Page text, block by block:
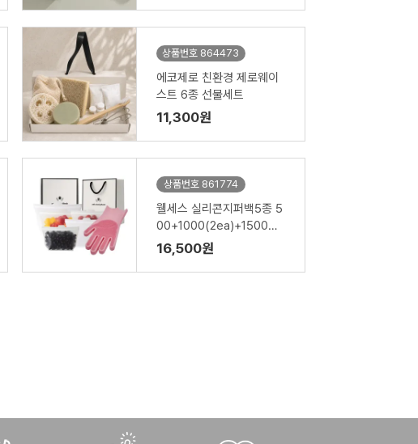
상품번호 864473
에코제로 친환경 제로웨이
스트 6종 선물세트
11,300원
상품번호 861774
웰세스 실리콘지퍼백5종 5
00+1000(2ea)+1500ml
(2ea)+실리콘 브러시 설거
지 수세미 일체형 고무장갑
1P 세트
16,500원